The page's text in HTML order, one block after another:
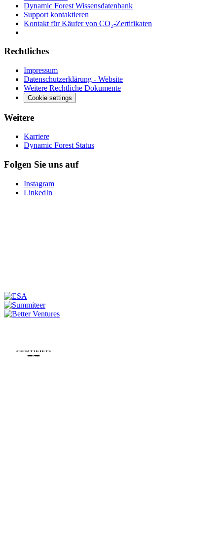
Dynamic Forest Wissensdatenbank
Support kontaktieren
Kontakt für Käufer von CO₂-Zertifikaten
Rechtliches
Impressum
Datenschutzerklärung - Website
Weitere Rechtliche Dokumente
Cookie settings
Weitere
Karriere
Dynamic Forest Status
Folgen Sie uns auf
Instagram
LinkedIn